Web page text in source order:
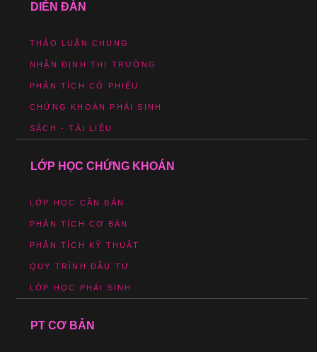
DIỄN ĐÀN
THẢO LUẬN CHUNG
NHẬN ĐỊNH THỊ TRƯỜNG
PHÂN TÍCH CỔ PHIẾU
CHỨNG KHOÁN PHÁI SINH
SÁCH - TÀI LIỆU
LỚP HỌC CHỨNG KHOÁN
LỚP HỌC CĂN BẢN
PHÂN TÍCH CƠ BẢN
PHÂN TÍCH KỸ THUẬT
QUY TRÌNH ĐẦU TƯ
LỚP HỌC PHÁI SINH
PT CƠ BẢN